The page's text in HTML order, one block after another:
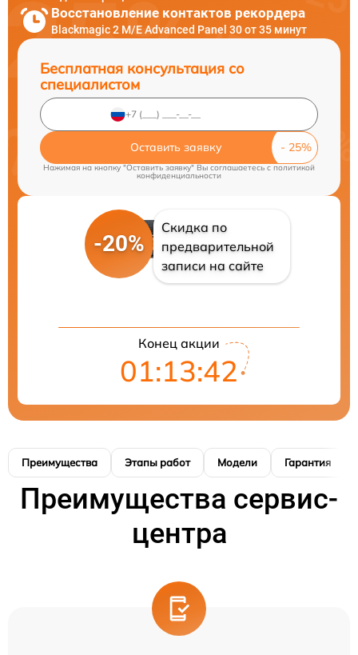
Восстановление контактов рекордера
Blackmagic 2 M/E Advanced Panel 30 от 35 минут
Бесплатная консультация со
специалистом
Оставить заявку
Нажимая на кнопку "Оставить заявку" Вы соглашаетесь cполитикой
конфиденциальности
-20%
Скидка по
предварительной
записи на сайте
Конец акции
01:13:41
Преимущества Этапы работ Модели Гарантия
Преимущества сервис-
центра